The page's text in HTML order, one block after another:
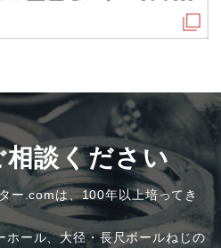
相談ください
ー.comは、100年以上培ってき
ホール、大径・長尺ボールねじの